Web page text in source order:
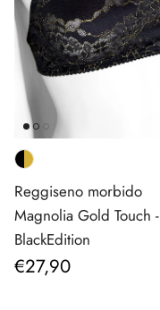
Reggiseno morbido
Magnolia Gold Touch -
BlackEdition
Prezzo normale
€27,90